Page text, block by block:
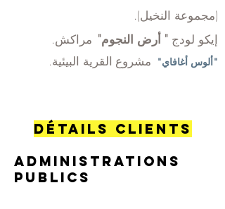
(مجموعة النخيل).
إيكو لودج " أرض النجوم" مراكش.
"ألوس أغافاي" مشروع القرية البيئية.
Détails CLIENTS
Administrations
publics